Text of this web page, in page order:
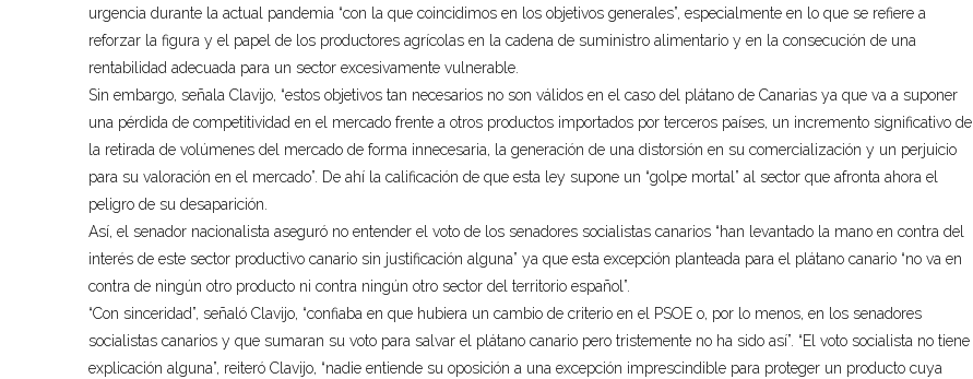
urgencia durante la actual pandemia “con la que coincidimos en los objetivos generales”, especialmente en lo que se refiere a
reforzar la figura y el papel de los productores agrícolas en la cadena de suministro alimentario y en la consecución de una
rentabilidad adecuada para un sector excesivamente vulnerable.
Sin embargo, señala Clavijo, “estos objetivos tan necesarios no son válidos en el caso del plátano de Canarias ya que va a suponer
una pérdida de competitividad en el mercado frente a otros productos importados por terceros países, un incremento significativo de
la retirada de volúmenes del mercado de forma innecesaria, la generación de una distorsión en su comercialización y un perjuicio
para su valoración en el mercado”. De ahí la calificación de que esta ley supone un “golpe mortal” al sector que afronta ahora el
peligro de su desaparición.
Así, el senador nacionalista aseguró no entender el voto de los senadores socialistas canarios “han levantado la mano en contra del
interés de este sector productivo canario sin justificación alguna” ya que esta excepción planteada para el plátano canario “no va en
contra de ningún otro producto ni contra ningún otro sector del territorio español”.
“Con sinceridad”, señaló Clavijo, “confiaba en que hubiera un cambio de criterio en el PSOE o, por lo menos, en los senadores
socialistas canarios y que sumaran su voto para salvar el plátano canario pero tristemente no ha sido así”. “El voto socialista no tiene
explicación alguna”, reiteró Clavijo, “nadie entiende su oposición a una excepción imprescindible para proteger un producto cuya